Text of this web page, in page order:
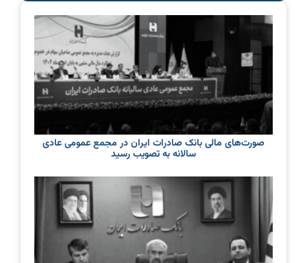
صورت‌های مالی بانک صادرات ایران در مجمع عمومی عادی
سالانه به تصویب رسید